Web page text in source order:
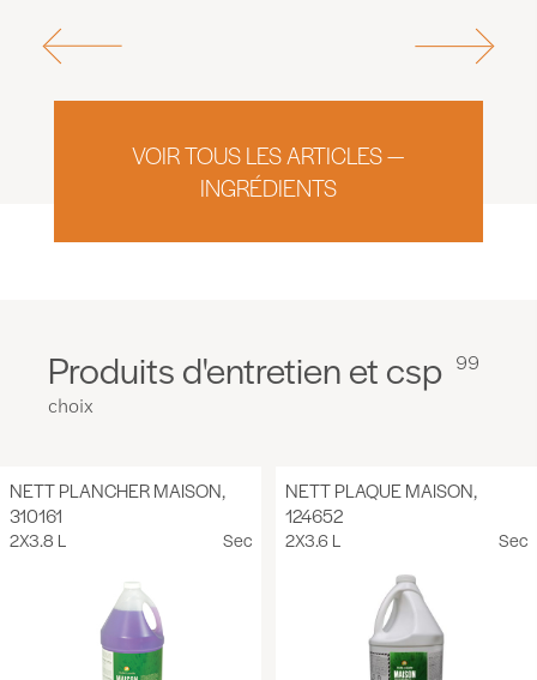
VOIR TOUS LES ARTICLES —
INGRÉDIENTS
Produits d'entretien et csp 99
choix
NETT PLANCHER MAISON,
310161
2X3.8 L Sec
NETT PLAQUE MAISON,
124652
2X3.6 L Sec